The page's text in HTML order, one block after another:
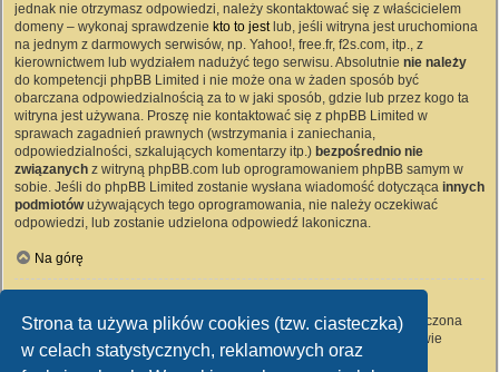
Strona ta używa plików cookies (tzw. ciasteczka)
w celach statystycznych, reklamowych oraz
jednak nie otrzymasz odpowiedzi, należy skontaktować się z właścicielem
domeny – wykonaj sprawdzenie kto to jestlub, jeśli witryna jest uruchomiona
na jednym z darmowych serwisów, np. Yahoo!, free.fr, f2s.com, itp., z
kierownictwem lub wydziałem nadużyć tego serwisu. Absolutnie nie należy
do kompetencji phpBB Limited i nie może ona w żaden sposób być
obarczana odpowiedzialnością za to w jaki sposób, gdzie lub przez kogo ta
witryna jest używana. Proszę nie kontaktować się z phpBB Limited w
sprawach zagadnień prawnych (wstrzymania i zaniechania,
odpowiedzialności, szkalujących komentarzy itp.) bezpośrednio nie
związanych z witryną phpBB.com lub oprogramowaniem phpBB samym w
sobie. Jeśli do phpBB Limited zostanie wysłana wiadomość dotycząca innych
podmiotówużywających tego oprogramowania, nie należy oczekiwać
odpowiedzi, lub zostanie udzielona odpowiedź lakoniczna.
Na górę
Wszyscy użytkownicy witryny mogą używać – jeśli funkcja ta jest włączona
przez administratora witryny – formularza „Kontakt z nami”. Członkowie
witryny mogą także używać odnośnika „Zespół administracyjny”.